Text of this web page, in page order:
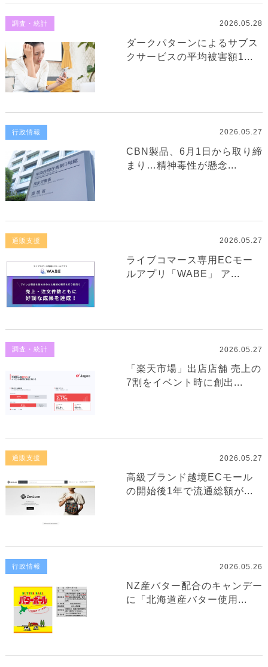
調査・統計 2026.05.28
ダークパターンによるサブス
クサービスの平均被害額1...
行政情報 2026.05.27
CBN製品、6月1日から取り締
まり…精神毒性が懸念...
通販支援 2026.05.27
ライブコマース専用ECモー
ルアプリ「WABE」 ア...
調査・統計 2026.05.27
「楽天市場」出店店舗 売上の
7割をイベント時に創出...
通販支援 2026.05.27
高級ブランド越境ECモール
の開始後1年で流通総額が...
行政情報 2026.05.26
NZ産バター配合のキャンデー
に「北海道産バター使用...